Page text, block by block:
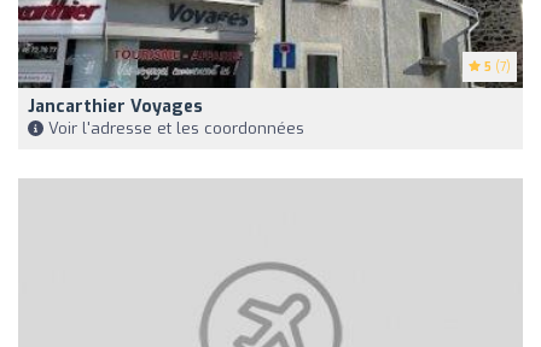
5 (7)
Jancarthier Voyages
Voir l'adresse et les coordonnées